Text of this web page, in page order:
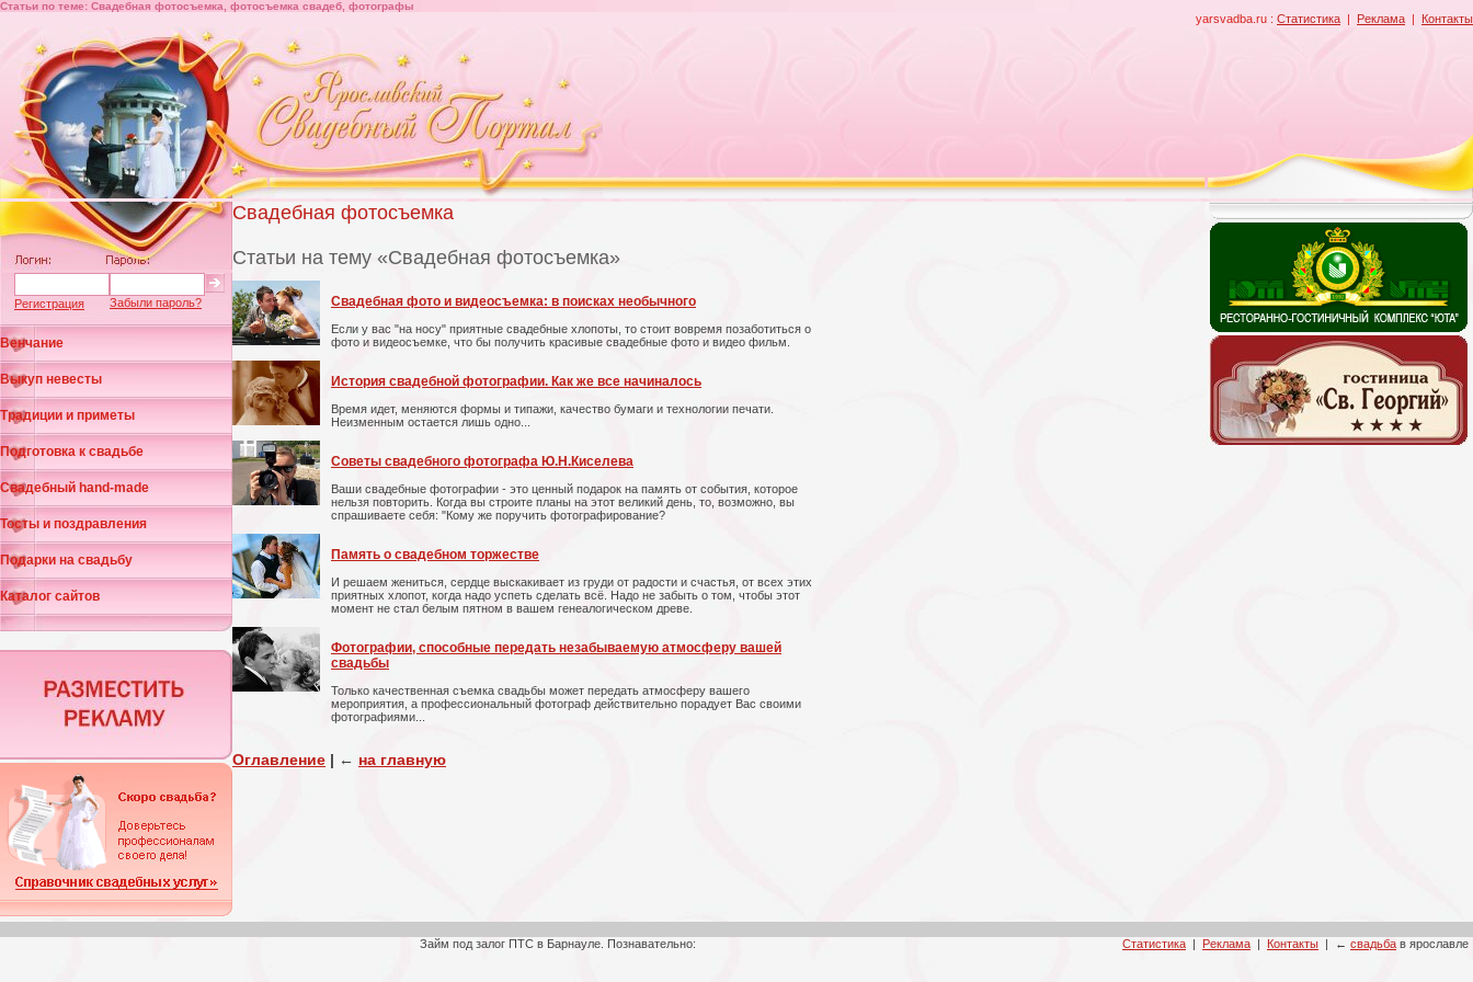
yarsvadba.ru : Статистика | Реклама | Контакты
Статьи по теме: Свадебная фотосъемка, фотосъемка свадеб, фотографы
Регистрация Забыли пароль?
Венчание
Выкуп невесты
Традиции и приметы
Подготовка к свадьбе
Свадебный hand-made
Тосты и поздравления
Подарки на свадьбу
Каталог сайтов
Свадебная фотосъемка
Статьи на тему «Свадебная фотосъемка»
Свадебная фото и видеосъемка: в поисках необычного
Если у вас "на носу" приятные свадебные хлопоты, то стоит вовремя позаботиться о
фото и видеосъемке, что бы получить красивые свадебные фото и видео фильм.
История свадебной фотографии. Как же все начиналось
Время идет, меняются формы и типажи, качество бумаги и технологии печати.
Неизменным остается лишь одно...
Советы свадебного фотографа Ю.Н.Киселева
Ваши свадебные фотографии - это ценный подарок на память от события, которое
нельзя повторить. Когда вы строите планы на этот великий день, то, возможно, вы
спрашиваете себя: "Кому же поручить фотографирование?
Память о свадебном торжестве
И решаем жениться, сердце выскакивает из груди от радости и счастья, от всех этих
приятных хлопот, когда надо успеть сделать всё. Надо не забыть о том, чтобы этот
момент не стал белым пятном в вашем генеалогическом древе.
Фотографии, способные передать незабываемую атмосферу вашей
свадьбы
Только качественная съемка свадьбы может передать атмосферу вашего
мероприятия, а профессиональный фотограф действительно порадует Вас своими
фотографиями...
Оглавление | ← на главную
Займ под залог ПТС в Барнауле. Познавательно: Статистика | Реклама | Контакты | ← свадьба в ярославле